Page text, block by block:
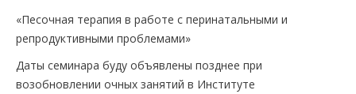
«Песочная терапия в работе с перинатальными и
репродуктивными проблемами»
Даты семинара буду объявлены позднее при
возобновлении очных занятий в Институте